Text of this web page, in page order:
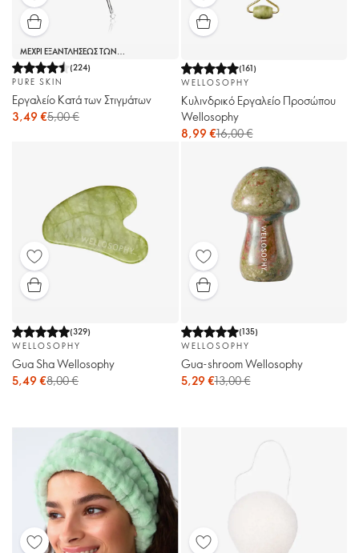
ΜΕΧΡΙ ΕΞΑΝΤΛΗΣΕΩΣ ΤΩΝ
ΑΠΟΘΕΜΑΤΩΝ
(224)
PURE SKIN
Εργαλείο Κατά των Στιγμάτων
3,49 €5,00 €
(161)
WELLOSOPHY
Κυλινδρικό Εργαλείο Προσώπου
Wellosophy
8,99 €16,00 €
(329)
WELLOSOPHY
Gua Sha Wellosophy
5,49 €8,00 €
(135)
WELLOSOPHY
Gua-shroom Wellosophy
5,29 €13,00 €